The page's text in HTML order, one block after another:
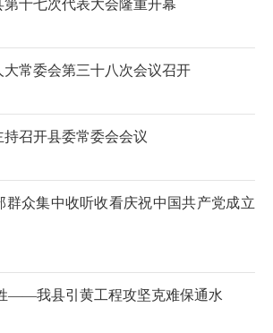
十七次代表大会隆重开幕
大常委会第三十八次会议召开
召开县委常委会会议
群众集中收听收看庆祝中国共产党成立
——我县引黄工程攻坚克难保通水